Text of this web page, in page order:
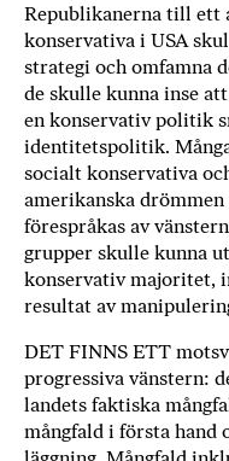
Republikanerna till ett
konservativa i USA
strategi och omfamna
de skulle kunna inse
en konservativ politik
identitetspolitik.
socialt konservativa
amerikanska
förespråkas av
grupper skulle kunna
konservativ majoritet,
resultat av
DET FINNS ETT
progressiva vänstern:
landets faktiska
mångfald i första hand